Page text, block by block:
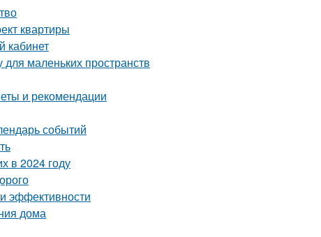
квартиры
кабинет
маленьких пространств
и рекомендации
событий
в 2024 году
эффективности
дома